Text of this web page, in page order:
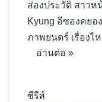
ส่องประวัติ สาวห
Kyung อีซองคย
ภาพยนตร์ เรื่องไ
อ่านต่อ »
ซีรีส์